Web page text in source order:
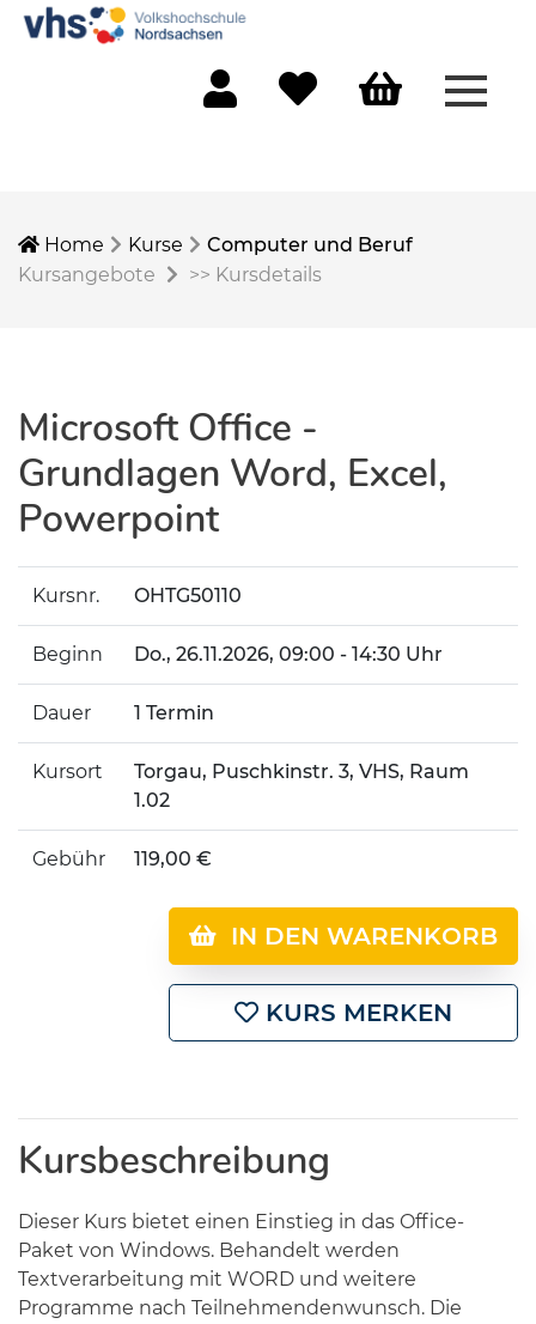
Home Kurse
Computer und Beruf
Kursangebote
>> Kursdetails
Microsoft Office -
Grundlagen Word, Excel,
Powerpoint
Kursnr. OHTG50110
Beginn Do., 26.11.2026, 09:00 - 14:30 Uhr
Dauer 1 Termin
Kursort
Torgau, Puschkinstr. 3, VHS, Raum
1.02
Gebühr 119,00 €
IN DEN WARENKORB
KURS MERKEN
Kursbeschreibung
Dieser Kurs bietet einen Einstieg in das Office-
Paket von Windows. Behandelt werden
Textverarbeitung mit WORD und weitere
Programme nach Teilnehmendenwunsch. Die